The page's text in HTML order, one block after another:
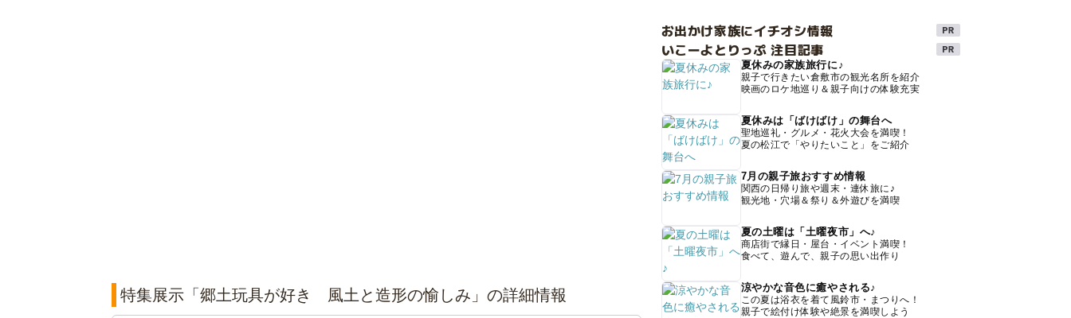
特集展示「郷土玩具が好き 風土と造形の愉しみ」の詳細情報
お出かけ家族にイチオシ情報
いこーよとりっぷ 注目記事
夏休みの家族旅行に♪
親子で行きたい倉敷市の観光名所を紹介
映画のロケ地巡り＆親子向けの体験充実
夏休みは「ばけばけ」の舞台へ
聖地巡礼・グルメ・花火大会を満喫！
夏の松江で「やりたいこと」をご紹介
7月の親子旅おすすめ情報
関西の日帰り旅や週末・連休旅に♪
観光地・穴場＆祭り＆外遊びを満喫
夏の土曜は「土曜夜市」へ♪
商店街で縁日・屋台・イベント満喫！
食べて、遊んで、親子の思い出作り
涼やかな音色に癒やされる♪
この夏は浴衣を着て風鈴市・まつりへ！
親子で絵付け体験や絶景を満喫しよう